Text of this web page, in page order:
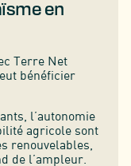
en
Terre Net
bénéficier
l’autonomie
agricole sont
renouvelables,
de l’ampleur.